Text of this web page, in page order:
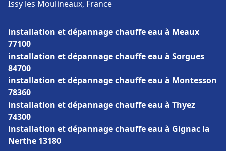
Issy les Moulineaux, France
installation et dépannage chauffe eau à Meaux
77100
installation et dépannage chauffe eau à Sorgues
84700
installation et dépannage chauffe eau à Montesson
78360
installation et dépannage chauffe eau à Thyez
74300
installation et dépannage chauffe eau à Gignac la
Nerthe 13180